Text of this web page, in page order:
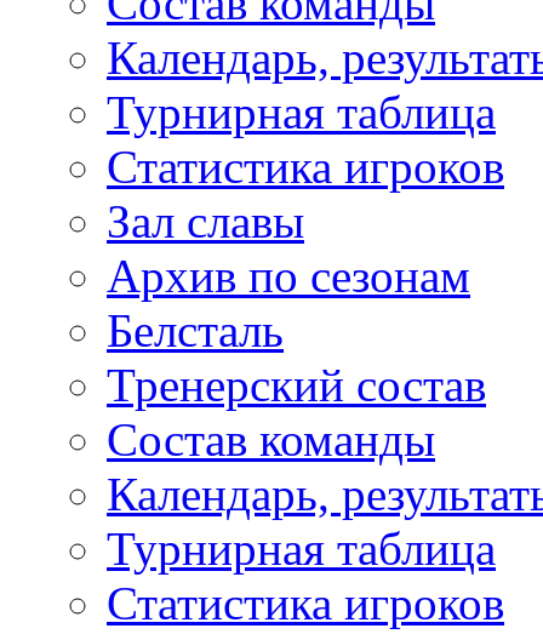
Календарь,
Турнирная таблица
Статистика игроков
Зал славы
Архив по сезонам
Белсталь
Тренерский состав
Состав команды
Календарь,
Турнирная таблица
Статистика игроков